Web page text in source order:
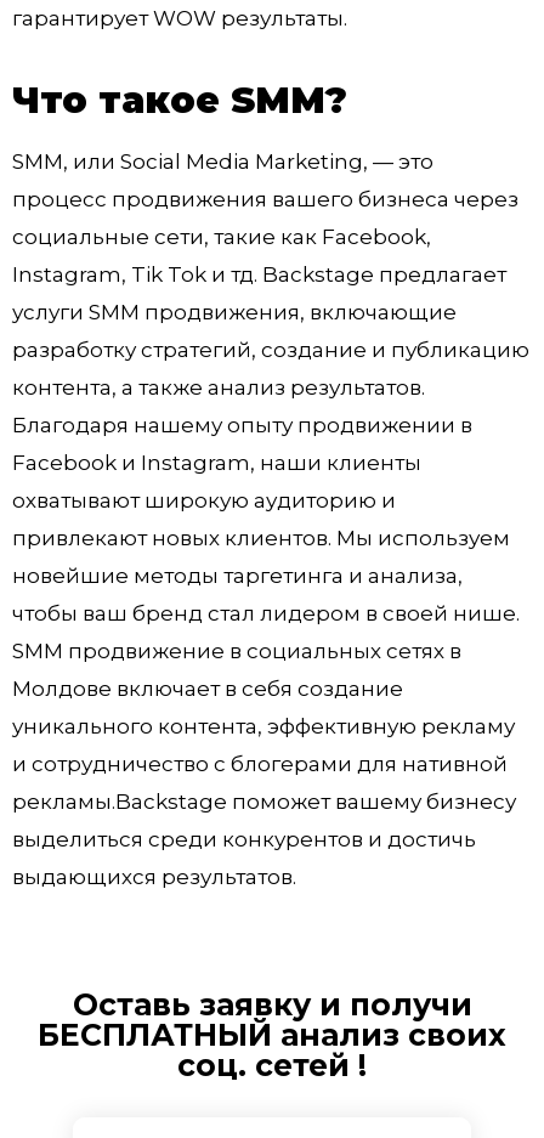
гарантирует WOW результаты.
Что такое SMM?
SMM, или Social Media Marketing, — это
процесс продвижения вашего бизнеса через
социальные сети, такие как Facebook,
Instagram, Tik Tok и тд. Backstage предлагает
услуги SMM продвижения, включающие
разработку стратегий, создание и публикацию
контента, а также анализ результатов.
Благодаря нашему опыту продвижении в
Facebook и Instagram, наши клиенты
охватывают широкую аудиторию и
привлекают новых клиентов. Мы используем
новейшие методы таргетинга и анализа,
чтобы ваш бренд стал лидером в своей нише.
SMM продвижение в социальных сетях в
Молдове включает в себя создание
уникального контента, эффективную рекламу
и сотрудничество с блогерами для нативной
рекламы.Backstage поможет вашему бизнесу
выделиться среди конкурентов и достичь
выдающихся результатов.
Оставь заявку и получи
БЕСПЛАТНЫЙ анализ своих
соц. сетей !